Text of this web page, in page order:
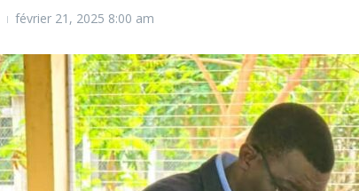
février 21, 2025 8:00 am